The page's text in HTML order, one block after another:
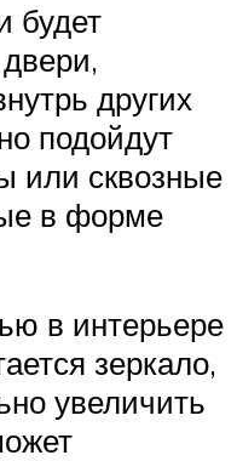
будет
других
подойдут
или сквозные
в форме
в интерьере
зеркало,
увеличить